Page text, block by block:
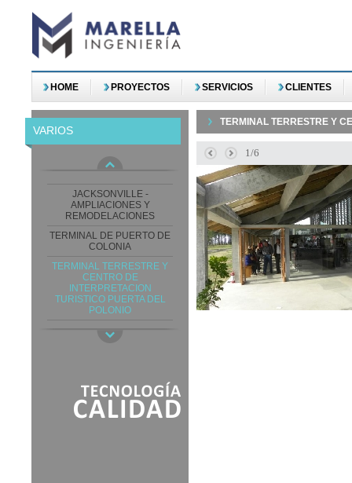
HOME PROYECTOS SERVICIOS CLIENTES
VARIOS
AMPLIACION SANATORIO
AMERICANO
FREE SHOP RIVERA
TRANSPORTE URBANO
JACKSONVILLE -
AMPLIACIONES Y
REMODELACIONES
TERMINAL DE PUERTO DE
COLONIA
TERMINAL TERRESTRE Y
CENTRO DE
INTERPRETACION
TURISTICO PUERTA DEL
POLONIO
TERMINAL TERRESTRE Y
1/6